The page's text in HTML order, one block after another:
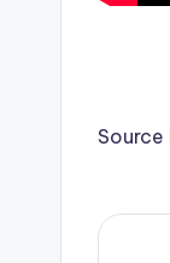
Source